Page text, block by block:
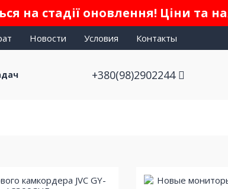
на стадії оновлення! Ціни та
Новости Условия Контакты
+380(98)2902244